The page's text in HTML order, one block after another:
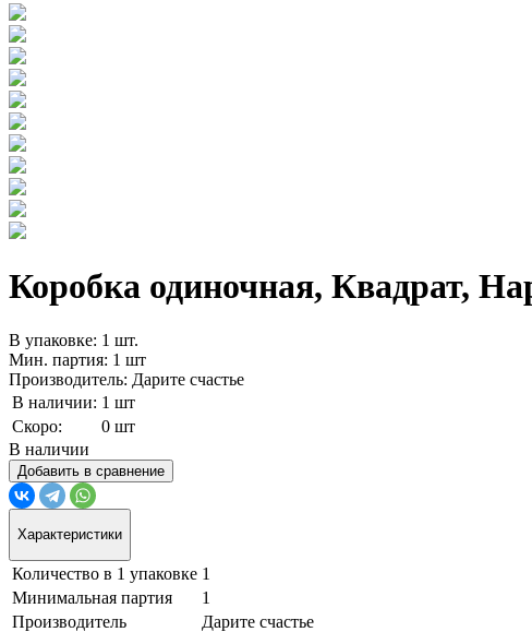
Коробка одиночная, Квадрат,
В упаковке: 1 шт.
Мин. партия: 1 шт
Производитель: Дарите счастье
В наличии: 1 шт
Скоро:
0 шт
В наличии
Добавить в сравнение
Характеристики
Количество в 1 упаковке 1
Минимальная партия
1
Производитель
Дарите счастье